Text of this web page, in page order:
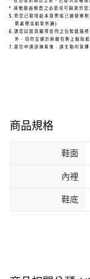
商品規格
鞋面
內裡
鞋底